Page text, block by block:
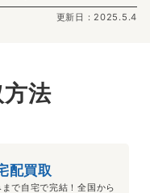
更新日：2025.5.4
法
配買取
で自宅で完結！全国から